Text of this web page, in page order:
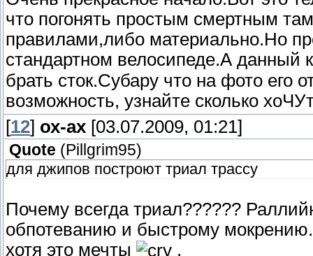
что погонять простым смертным
правилами,либо материально.Но
стандартном велосипеде.А данный
брать сток.Субару что на фото его
возможность, узнайте сколько
[12] ох-ах [03.07.2009, 01:21]
Quote (Pillgrim95)
для джипов построют триал трассу
Почему всегда триал??????
обпотеванию и быстрому
хотя это мечты
.